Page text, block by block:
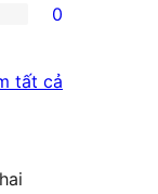
0
tất cả